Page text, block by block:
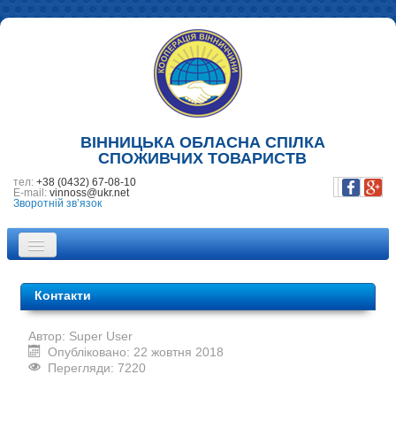
ВІННИЦЬКА ОБЛАСНА СПІЛКА
СПОЖИВЧИХ ТОВАРИСТВ
тел: +38 (0432) 67-08-10
E-mail: vinnoss@ukr.net
Зворотній зв’язок
НОВИНИ
ПІДПРИЄМСТВА
ФОТОГАЛЕРЕЯ
Контакти
Автор: Super User
Опубліковано: 22 жовтня 2018
Перегляди: 7220